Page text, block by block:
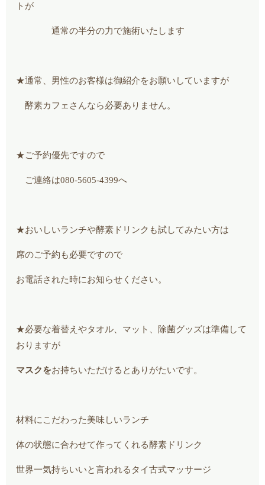
トが
通常の半分の力で施術いたします
★通常、男性のお客様は御紹介をお願いしていますが
酵素カフェさんなら必要ありません。
★ご予約優先ですので
ご連絡は080-5605-4399へ
★おいしいランチや酵素ドリンクも試してみたい方は
席のご予約も必要ですので
お電話された時にお知らせください。
★必要な着替えやタオル、マット、除菌グッズは準備して
おりますが
マスクをお持ちいただけるとありがたいです。
材料にこだわった美味しいランチ
体の状態に合わせて作ってくれる酵素ドリンク
世界一気持ちいいと言われるタイ古式マッサージ